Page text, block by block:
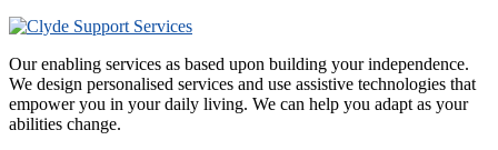
Our enabling services as based upon building your independence.
We design personalised services and use assistive technologies that
empower you in your daily living. We can help you adapt as your
abilities change.